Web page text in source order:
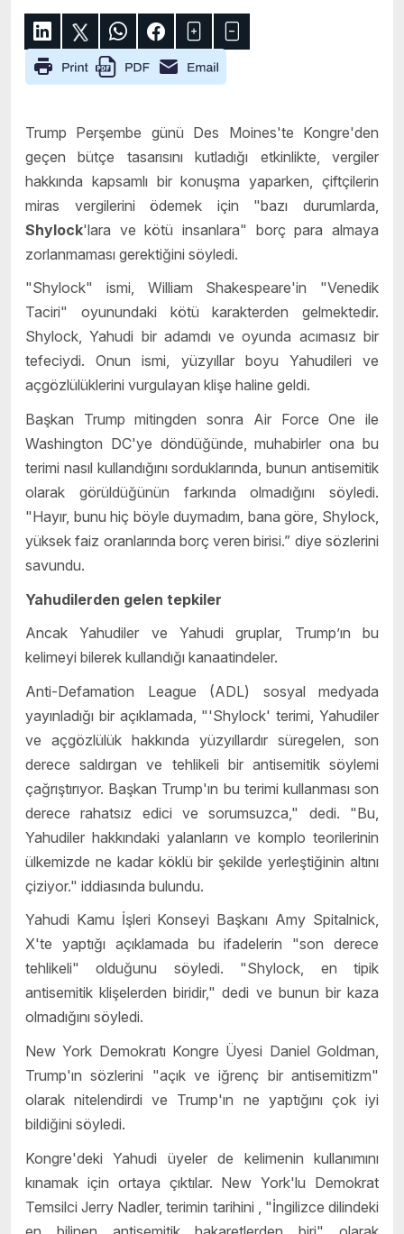
Trump Perşembe günü Des Moines'te Kongre'den
geçen bütçe tasarısını kutladığı etkinlikte, vergiler
hakkında kapsamlı bir konuşma yaparken, çiftçilerin
miras vergilerini ödemek için "bazı durumlarda,
Shylock'lara ve kötü insanlara" borç para almaya
zorlanmaması gerektiğini söyledi.
"Shylock" ismi, William Shakespeare'in "Venedik
Taciri" oyunundaki kötü karakterden gelmektedir.
Shylock, Yahudi bir adamdı ve oyunda acımasız bir
tefeciydi. Onun ismi, yüzyıllar boyu Yahudileri ve
açgözlülüklerini vurgulayan klişe haline geldi.
Başkan Trump mitingden sonra Air Force One ile
Washington DC'ye döndüğünde, muhabirler ona bu
terimi nasıl kullandığını sorduklarında, bunun antisemitik
olarak görüldüğünün farkında olmadığını söyledi.
"Hayır, bunu hiç böyle duymadım, bana göre, Shylock,
yüksek faiz oranlarında borç veren birisi.” diye sözlerini
savundu.
Yahudilerden gelen tepkiler
Ancak Yahudiler ve Yahudi gruplar, Trump’ın bu
kelimeyi bilerek kullandığı kanaatindeler.
Anti-Defamation League (ADL) sosyal medyada
yayınladığı bir açıklamada, "'Shylock' terimi, Yahudiler
ve açgözlülük hakkında yüzyıllardır süregelen, son
derece saldırgan ve tehlikeli bir antisemitik söylemi
çağrıştırıyor. Başkan Trump'ın bu terimi kullanması son
derece rahatsız edici ve sorumsuzca," dedi. "Bu,
Yahudiler hakkındaki yalanların ve komplo teorilerinin
ülkemizde ne kadar köklü bir şekilde yerleştiğinin altını
çiziyor." iddiasında bulundu.
Yahudi Kamu İşleri Konseyi Başkanı Amy Spitalnick,
X'te yaptığı açıklamada bu ifadelerin "son derece
tehlikeli" olduğunu söyledi. "Shylock, en tipik
antisemitik klişelerden biridir," dedi ve bunun bir kaza
olmadığını söyledi.
New York Demokratı Kongre Üyesi Daniel Goldman,
Trump'ın sözlerini "açık ve iğrenç bir antisemitizm"
olarak nitelendirdi ve Trump'ın ne yaptığını çok iyi
bildiğini söyledi.
Kongre'deki Yahudi üyeler de kelimenin kullanımını
kınamak için ortaya çıktılar. New York'lu Demokrat
Temsilci Jerry Nadler, terimin tarihini , "İngilizce dilindeki